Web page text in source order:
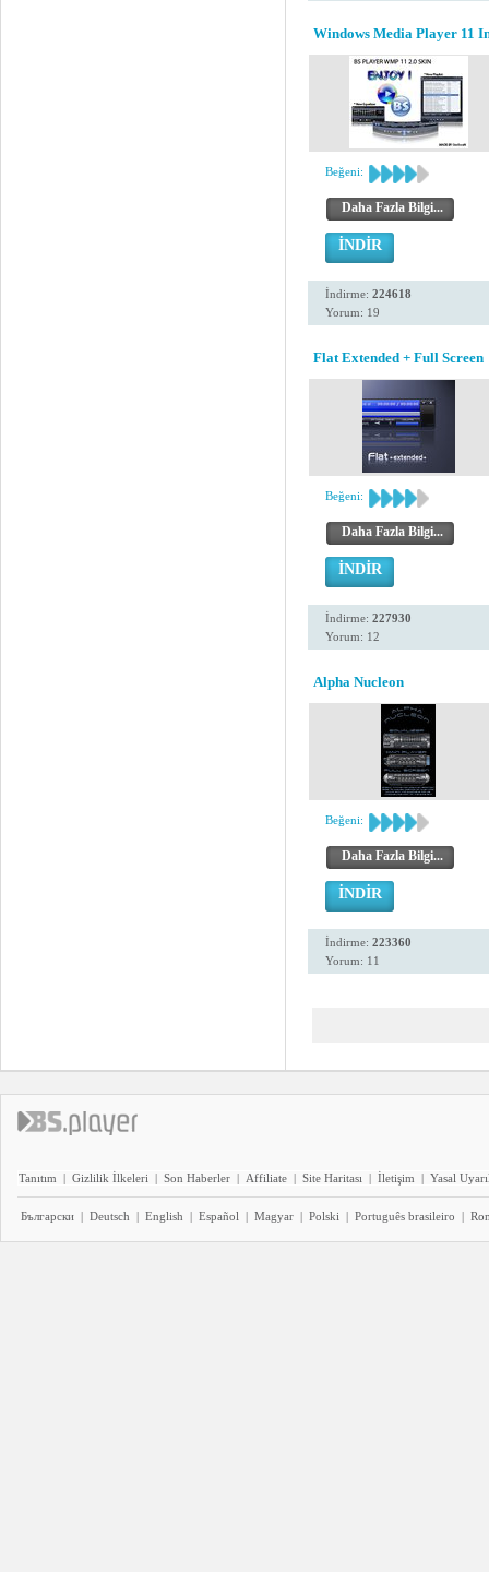
Windows Media Player 11
Beğeni:
Daha Fazla Bilgi...
İNDİR
İndirme: 224618
Yorum: 19
Flat Extended + Full Screen
Beğeni:
Daha Fazla Bilgi...
İNDİR
İndirme: 227930
Yorum: 12
Alpha Nucleon
Beğeni:
Daha Fazla Bilgi...
İNDİR
İndirme: 223360
Yorum: 11
Tanıtım | Gizlilik İlkeleri | Son Haberler | Affiliate | Site Haritası | İletişim | Yasal
Български | Deutsch | English | Español | Magyar | Polski | Português brasileiro |